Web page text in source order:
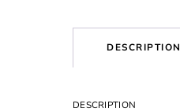
DESCRIPTION
DESCRIPTION